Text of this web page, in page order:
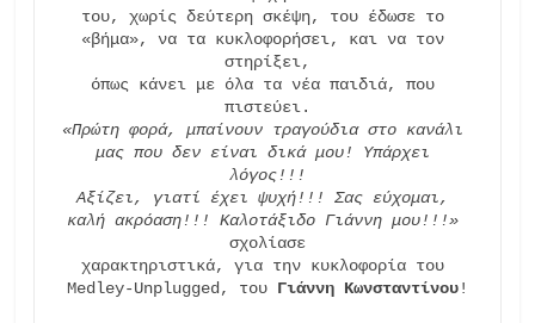
του, χωρίς δεύτερη σκέψη, του έδωσε το
«βήμα», να τα κυκλοφορήσει, και να τον
στηρίξει,
όπως κάνει με όλα τα νέα παιδιά, που
«Πρώτη φορά, μπαίνουν τραγούδια στο κανάλι
μας που δεν είναι δικά μου! Υπάρχει
λόγος!!!
Αξίζει, γιατί έχει ψυχή!!! Σας εύχομαι,
καλή ακρόαση!!! Καλοτάξιδο Γιάννη μου!!!»
σχολίασε
χαρακτηριστικά, για την κυκλοφορία του
Medley-Unplugged, του Γιάννη Κωνσταντίνου!